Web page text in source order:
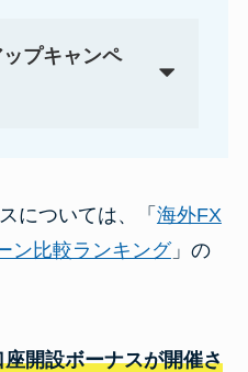
プキャンペ
については、「 海外FX
ン比較ランキング」の
開設ボーナスが開催さ